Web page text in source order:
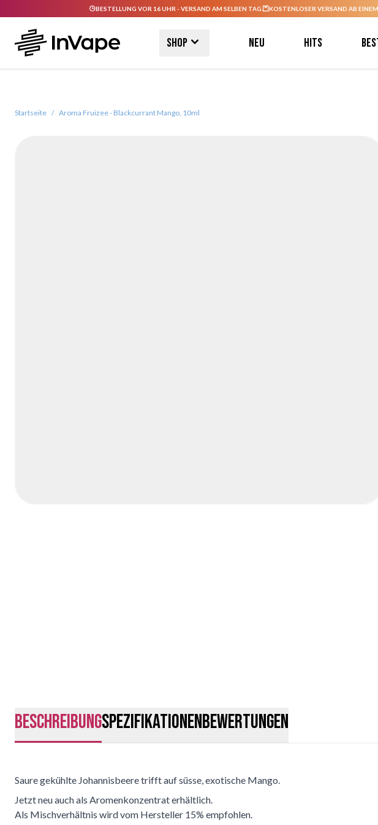
BESTELLUNG VOR 16 UHR - VERSAND AM SELBEN TAG. KOSTENLOSER VERSAND AB
Shop Neu Hits
Startseite / Aroma Fruizee - Blackcurrant Mango, 10ml
BeschreibungSpezifikationenBewertungen
Saure gekühlte Johannisbeere trifft auf süsse, exotische Mango.
Jetzt neu auch als Aromenkonzentrat erhältlich.
Als Mischverhältnis wird vom Hersteller 15% empfohlen.